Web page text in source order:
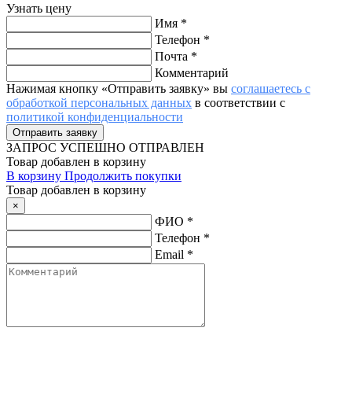
Узнать цену
Имя *
Телефон *
Почта *
Комментарий
Нажимая кнопку «Отправить заявку» вы соглашаетесь с
обработкой персональных данных в соответствии с
политикой конфиденциальности
ЗАПРОС УСПЕШНО ОТПРАВЛЕН
Товар добавлен в корзину
В корзину Продолжить покупки
Товар добавлен в корзину
×
ФИО *
Телефон *
Email *